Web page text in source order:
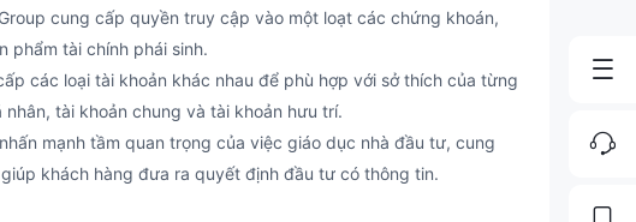
cung cấp quyền truy cập vào một loạt các chứng khoán,
phẩm tài chính phái sinh.
các loại tài khoản khác nhau để phù hợp với sở thích của từng
tài khoản chung và tài khoản hưu trí.
mạnh tầm quan trọng của việc giáo dục nhà đầu tư, cung
khách hàng đưa ra quyết định đầu tư có thông tin.